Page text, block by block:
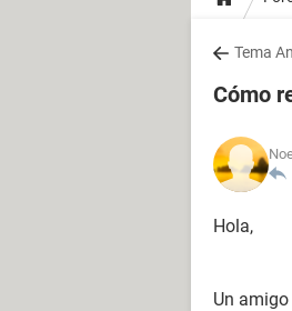
Tema
Cómo
Hola,
Un